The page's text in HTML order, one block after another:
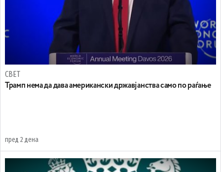
СВЕТ
Трамп нема да дава американски државјанства само по раѓање
пред 2 дена